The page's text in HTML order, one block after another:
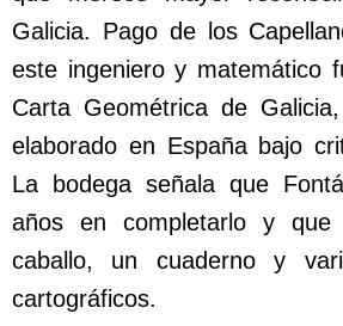
Galicia. Pago de los
este ingeniero y matemático
Carta Geométrica de
elaborado en España bajo
La bodega señala que
años en completarlo y
caballo, un cuaderno y
cartográficos.